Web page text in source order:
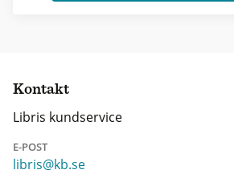
Kontakt
Libris kundservice
E-POST
libris@kb.se